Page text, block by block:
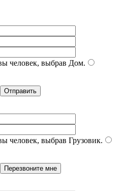
человек, выбрав Дом.
человек, выбрав Грузовик.